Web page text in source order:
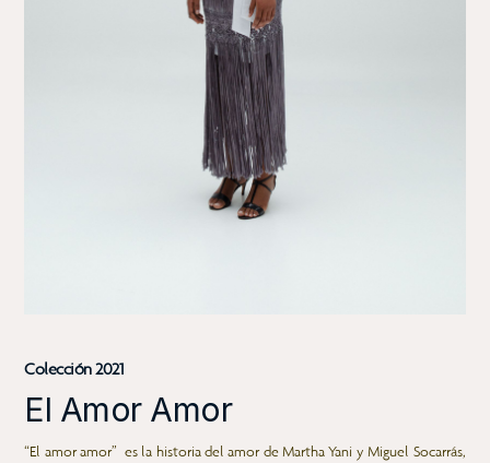
Colección 2021
El Amor Amor
“El amor amor” es la historia del amor de Martha Yani y Miguel Socarrás,